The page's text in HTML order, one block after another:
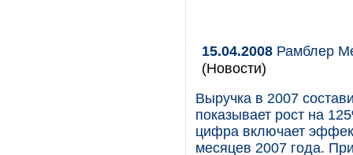
15.04.2008 Рамблер
(Новости)
Выручка в 2007
показывает рост на
цифра включает
месяцев 2007 года.